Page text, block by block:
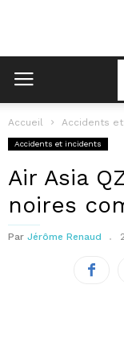
Accueil Accidents
Accidents et incidents
Air Asia
noires
Par Jérôme Renaud